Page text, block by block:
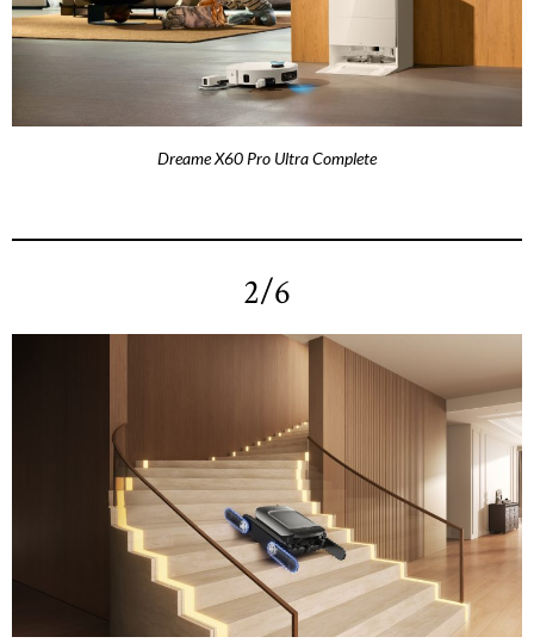
Dreame X60 Pro Ultra Complete
2/6